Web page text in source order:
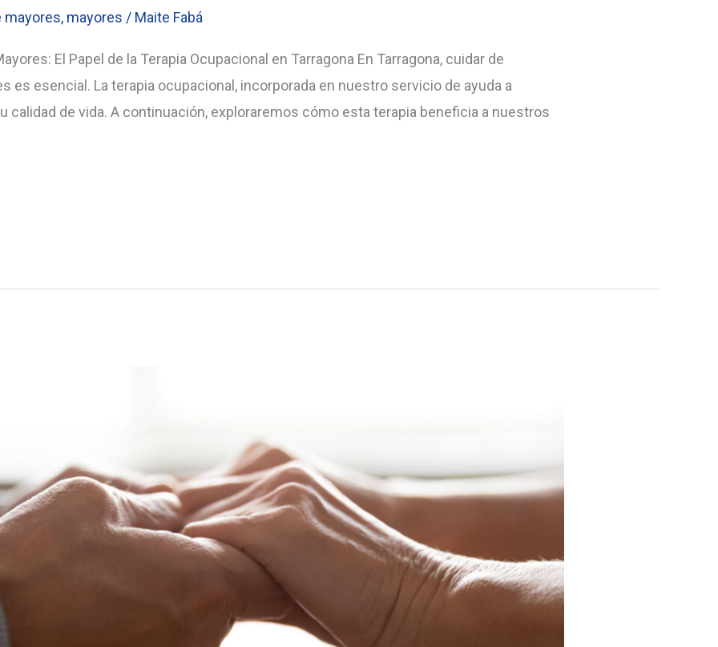
mayores, mayores / Maite Fabá
El Papel de la Terapia Ocupacional en Tarragona En Tarragona, cuidar de
es esencial. La terapia ocupacional, incorporada en nuestro servicio de ayuda a
calidad de vida. A continuación, exploraremos cómo esta terapia beneficia a nuestros